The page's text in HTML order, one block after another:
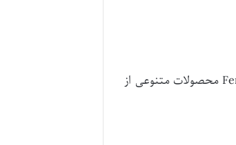
این شرکت بریتانیایی-استرالیایی با بیش از 150 سال تجربه، یکی از پیشگامان در زمینه تولید تسمه نقاله است. Fenner Dunlop محصولات متنوعی از